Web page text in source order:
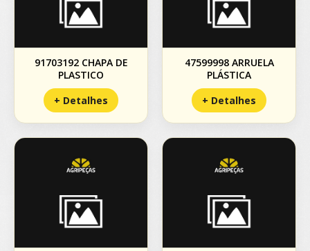
91703192 CHAPA DE
PLASTICO
+ Detalhes
47599998 ARRUELA
PLÁSTICA
+ Detalhes